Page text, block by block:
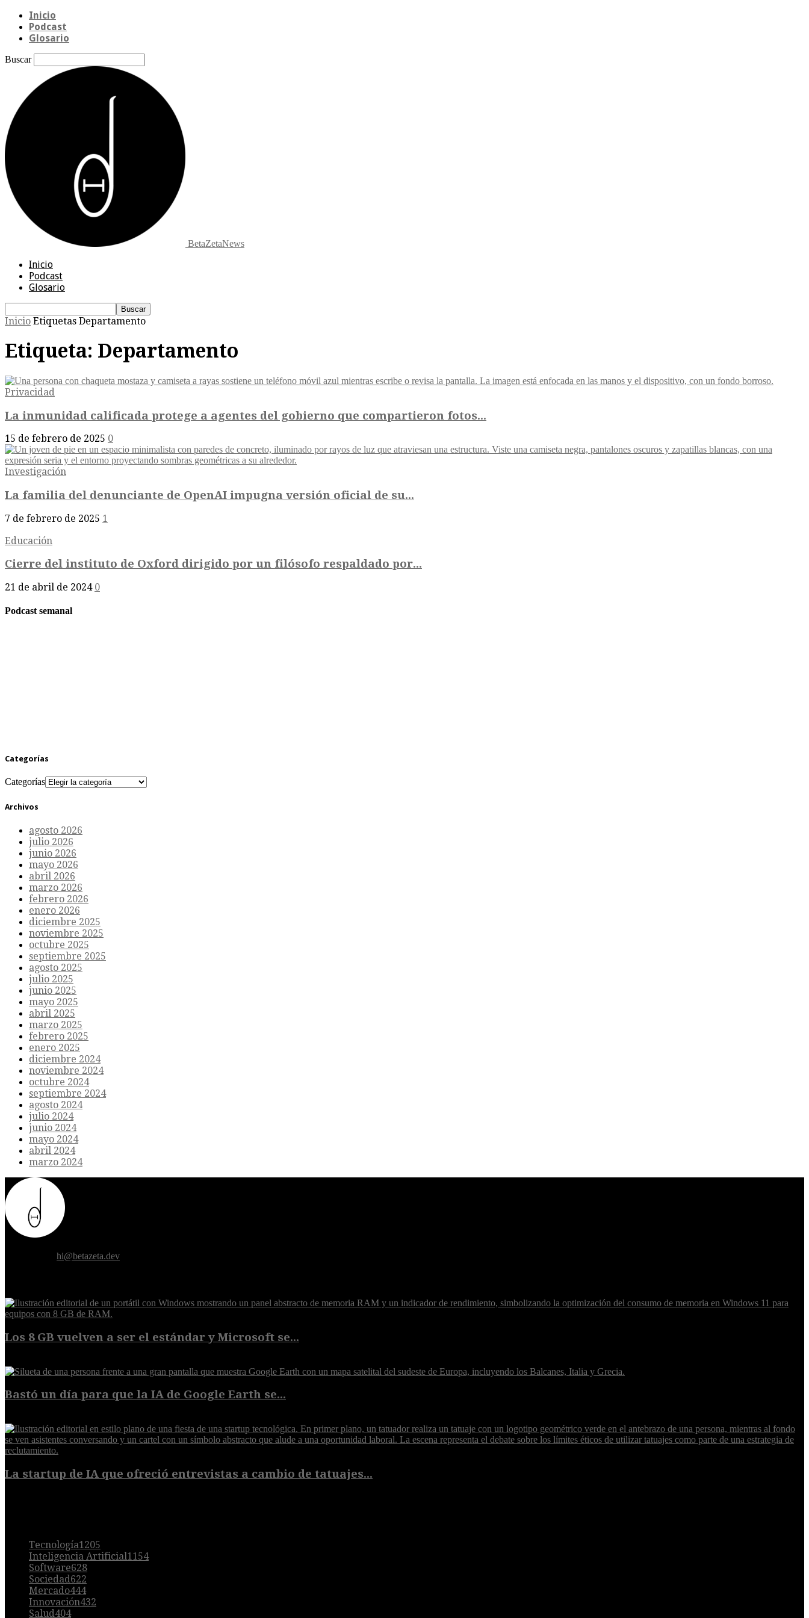
Inicio
Podcast
Glosario
Buscar
BetaZetaNews
Inicio
Podcast
Glosario
Inicio Etiquetas Departamento
Etiqueta: Departamento
Privacidad
La inmunidad calificada protege a agentes del gobierno que compartieron fotos...
15 de febrero de 2025 0
Investigación
La familia del denunciante de OpenAI impugna versión oficial de su...
7 de febrero de 2025 1
Educación
Cierre del instituto de Oxford dirigido por un filósofo respaldado por...
21 de abril de 2024 0
Podcast semanal
Categorías
Categorías
Archivos
agosto 2026
julio 2026
junio 2026
mayo 2026
abril 2026
marzo 2026
febrero 2026
enero 2026
diciembre 2025
noviembre 2025
octubre 2025
septiembre 2025
agosto 2025
julio 2025
junio 2025
mayo 2025
abril 2025
marzo 2025
febrero 2025
enero 2025
diciembre 2024
noviembre 2024
octubre 2024
septiembre 2024
agosto 2024
julio 2024
junio 2024
mayo 2024
abril 2024
marzo 2024
hi@betazeta.dev
Los 8 GB vuelven a ser el estándar y Microsoft se...
Bastó un día para que la IA de Google Earth se...
La startup de IA que ofreció entrevistas a cambio de tatuajes...
Tecnología1205
Inteligencia Artificial1154
Software628
Sociedad622
Mercado444
Innovación432
Salud404